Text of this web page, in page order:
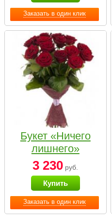
Заказать в один клик
Заказать в один клик
Букет «Ничего
лишнего»
3 230 руб.
Купить